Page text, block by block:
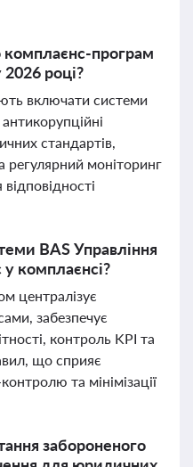
комплаєнс-програм
році?
включати системи
стандартів,
регулярний моніторинг
BAS Управління
комплаєнсі?
централізує
забезпечує
контроль KPI та
що сприяє
та мінімізації
забороненого